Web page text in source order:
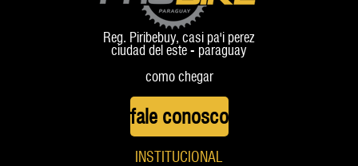
Reg. Piribebuy, casi pa'i perez
ciudad del este - paraguay
como chegar
fale conosco
INSTITUCIONAL